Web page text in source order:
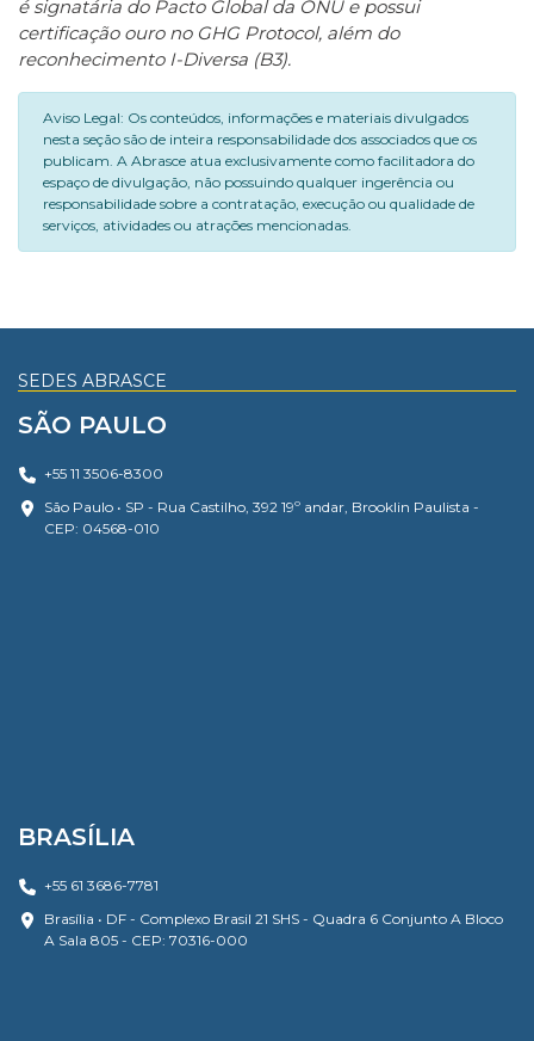
é signatária do Pacto Global da ONU e possui
certificação ouro no GHG Protocol, além do
reconhecimento I-Diversa (B3).
Aviso Legal: Os conteúdos, informações e materiais divulgados
nesta seção são de inteira responsabilidade dos associados que os
publicam. A Abrasce atua exclusivamente como facilitadora do
espaço de divulgação, não possuindo qualquer ingerência ou
responsabilidade sobre a contratação, execução ou qualidade de
serviços, atividades ou atrações mencionadas.
SEDES ABRASCE
SÃO PAULO
+55 11 3506-8300
São Paulo • SP - Rua Castilho, 392 19º andar, Brooklin Paulista -
CEP: 04568-010
BRASÍLIA
+55 61 3686-7781
Brasília • DF - Complexo Brasil 21 SHS - Quadra 6 Conjunto A Bloco
A Sala 805 - CEP: 70316-000